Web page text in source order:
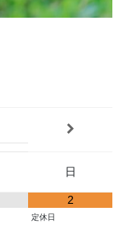
日
2
定休日